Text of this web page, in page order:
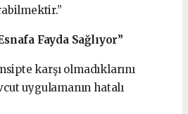
Fayda Sağlıyor”
karşı olmadıklarını
uygulamanın hatalı